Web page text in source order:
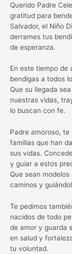
Querido Padre
gratitud para
Salvador, el Niño
derrames tus
de esperanza.
En este tiempo de
bendigas a todos
Que su llegada
nuestras vidas,
lo buscan con fe.
Padre amoroso, te
familias que han
sus vidas.
y guiar a estos
Que sean
caminos y
Te pedimos
nacidos de todo
de amor y guarda
en salud y
tu voluntad.